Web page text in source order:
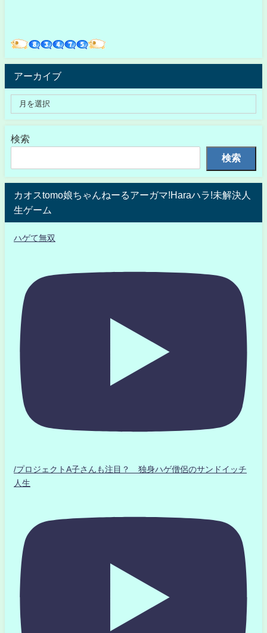
アーカイブ
検索
検索
カオスtomo娘ちゃんねーるアーガマ!Haraハラ!未解決人
生ゲーム
ハゲて無双
/プロジェクトA子さんも注目？ 独身ハゲ僧侶のサンドイッチ
人生